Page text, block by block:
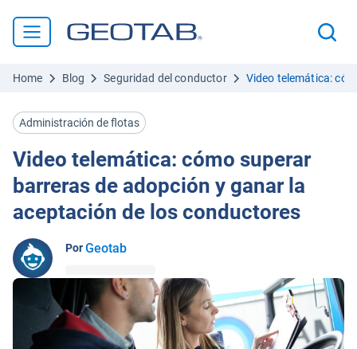
Home Blog Seguridad del conductor Video telemática:
Administración de flotas
Video telemática: cómo superar
barreras de adopción y ganar la
aceptación de los conductores
PorGeotab